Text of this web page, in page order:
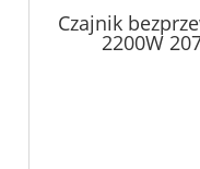
Czajnik
2200W